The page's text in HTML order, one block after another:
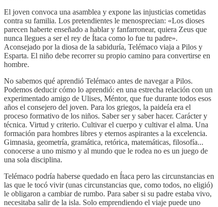
El joven convoca una asamblea y expone las injusticias cometidas
contra su familia. Los pretendientes le menosprecian: «Los dioses
parecen haberte enseñado a hablar y fanfarronear, quiera Zeus que
nunca llegues a ser el rey de Ítaca como lo fue tu padre».
Aconsejado por la diosa de la sabiduría, Telémaco viaja a Pilos y
Esparta. El niño debe recorrer su propio camino para convertirse en
hombre.
No sabemos qué aprendió Telémaco antes de navegar a Pilos.
Podemos deducir cómo lo aprendió: en una estrecha relación con un
experimentado amigo de Ulises, Méntor, que fue durante todos esos
años el consejero del joven. Para los griegos, la paideía era el
proceso formativo de los niños. Saber ser y saber hacer. Carácter y
técnica. Virtud y criterio. Cultivar el cuerpo y cultivar el alma. Una
formación para hombres libres y eternos aspirantes a la excelencia.
Gimnasia, geometría, gramática, retórica, matemáticas, filosofía...
conocerse a uno mismo y al mundo que le rodea no es un juego de
una sola disciplina.
Telémaco podría haberse quedado en Ítaca pero las circunstancias en
las que le tocó vivir (unas circunstancias que, como todos, no eligió)
le obligaron a cambiar de rumbo. Para saber si su padre estaba vivo,
necesitaba salir de la isla. Solo emprendiendo el viaje puede uno